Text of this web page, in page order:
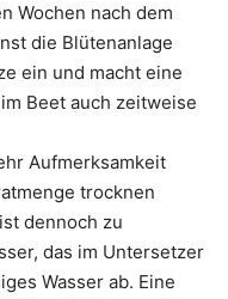
Wochen nach dem
die Blütenanlage
ein und macht eine
Beet auch zeitweise
Aufmerksamkeit
trocknen
dennoch zu
das im Untersetzer
Wasser ab. Eine